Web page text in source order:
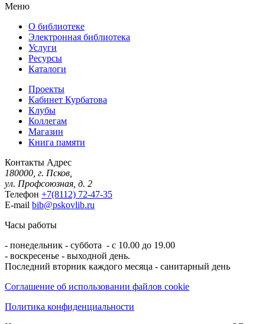
Меню
О библиотеке
Электронная библиотека
Услуги
Ресурсы
Каталоги
Проекты
Кабинет Курбатова
Клубы
Коллегам
Магазин
Книга памяти
Контакты Адрес
180000, г. Псков,
ул. Профсоюзная, д. 2
Телефон +7(8112) 72-47-35
E-mail bib@pskovlib.ru
Часы работы
- понедельник - суббота - с 10.00 до 19.00
- воскресенье - выходной день.
Последний вторник каждого месяца - санитарный день
Соглашение об использовании файлов cookie
Политика конфиденциальности